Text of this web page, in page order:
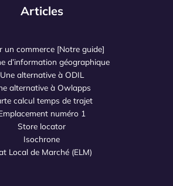
Articles
un commerce [Notre guide]
d’information géographique
Une alternative à ODIL
alternative à Owlapps
calcul temps de trajet
numéro 1
Store locator
Isochrone
Local de Marché (ELM)